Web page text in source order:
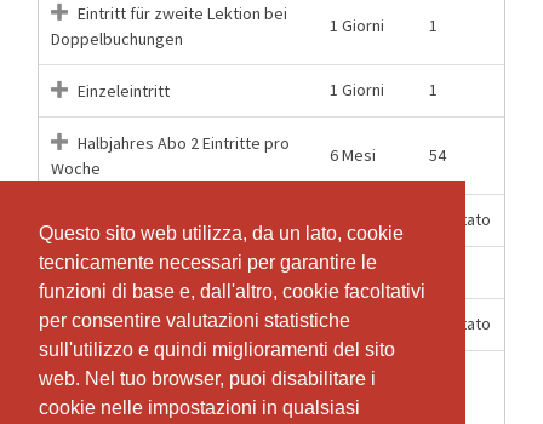
Questo sito web utilizza, da un lato, cookie
tecnicamente necessari per garantire le
funzioni di base e, dall'altro, cookie facoltativi
per consentire valutazioni statistiche
sull'utilizzo e quindi miglioramenti del sito
web. Nel tuo browser, puoi disabilitare i
cookie nelle impostazioni in qualsiasi
Questo sito web utilizza, da un lato, cookie
tecnicamente necessari per garantire le
funzioni di base e, dall'altro, cookie facoltativi
per consentire valutazioni statistiche
sull'utilizzo e quindi miglioramenti del sito
web. Nel tuo browser, puoi disabilitare i
cookie nelle impostazioni in qualsiasi
Eintritt für zweite Lektion bei
Doppelbuchungen
1 Giorni 1
Einzeleintritt 1 Giorni 1
Halbjahres Abo 2 Eintritte pro
Woche
6 Mesi 54
Halbjahres unlimitiert Illimitato
Jahres Abo 2x Wöchentlich 12 Mesi
Jahres Abo unlimitiert 12 Mesi Illimitato
Schnuppern
1
Settimane